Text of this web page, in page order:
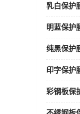
乳白保护
明蓝保护
纯黑保护
印字保护
彩钢板保